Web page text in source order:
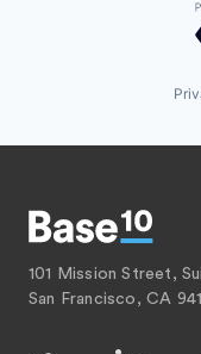
101 Mission Street,
San Francisco, CA